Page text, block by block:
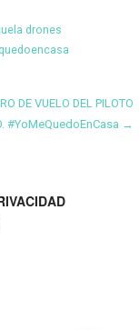
drones
DE VUELO DEL PILOTO
#YoMeQuedoEnCasa →